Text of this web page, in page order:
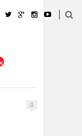
0